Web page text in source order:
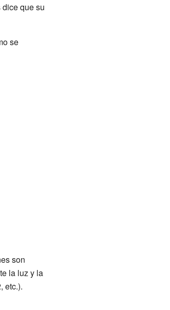
que su
se
son
la luz y la
etc.).